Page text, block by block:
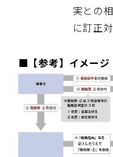
実との
に訂正
■【参考】イメージ